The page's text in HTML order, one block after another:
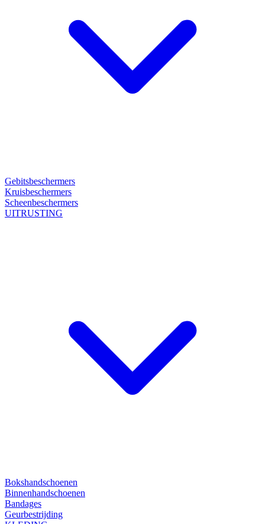
Gebitsbeschermers
Kruisbeschermers
Scheenbeschermers
UITRUSTING
Bokshandschoenen
Binnenhandschoenen
Bandages
Geurbestrijding